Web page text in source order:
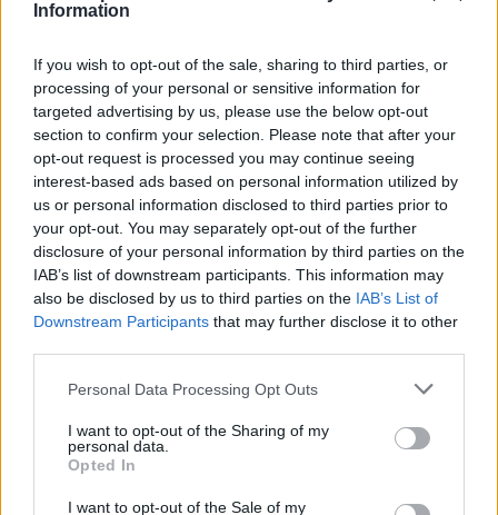
Information
If you wish to opt-out of the sale, sharing to third parties, or
processing of your personal or sensitive information for
targeted advertising by us, please use the below opt-out
section to confirm your selection. Please note that after your
opt-out request is processed you may continue seeing
interest-based ads based on personal information utilized by
us or personal information disclosed to third parties prior to
your opt-out. You may separately opt-out of the further
disclosure of your personal information by third parties on the
IAB’s list of downstream participants. This information may
also be disclosed by us to third parties on the IAB’s List of
Downstream Participants that may further disclose it to other
Personal Data Processing Opt Outs
I want to opt-out of the Sharing of my
personal data.
Opted In
I want to opt-out of the Sale of my